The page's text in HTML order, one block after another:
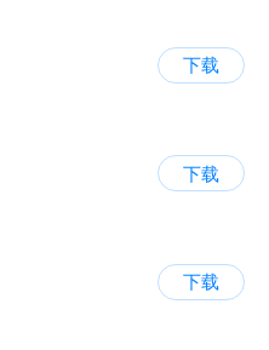
下载
下载
下载